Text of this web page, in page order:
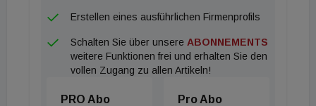
Erstellen eines ausführlichen Firmenprofils
Schalten Sie über unsere ABONNEMENTS
weitere Funktionen frei und erhalten Sie den
vollen Zugang zu allen Artikeln!
PRO Abo
Pro Abo